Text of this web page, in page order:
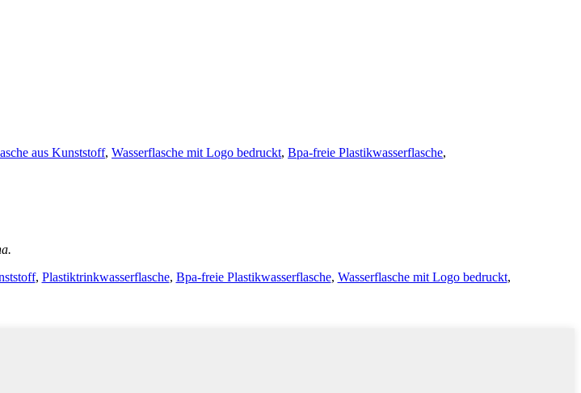
aus Kunststoff, Wasserflasche mit Logo bedruckt, Bpa-freie Plastikwasserflasche,
, Plastiktrinkwasserflasche, Bpa-freie Plastikwasserflasche, Wasserflasche mit Logo bedruckt,